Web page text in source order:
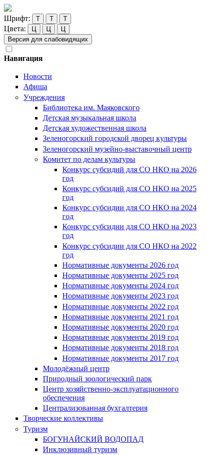
Шрифт: Т Т Т
Цвета: Ц Ц
Ц
Версия для слабовидящих
Навигация
Новости
Афиша
Учреждения
Библиотека им. Маяковского
Детская музыкальная школа
Детская художественная школа
Зеленогорский городской дворец культуры
Зеленогорский музейно-выставочный центр
Комитет по делам культуры
Конкурс субсидий для СО НКО на 2026
год
Конкурс субсидий для СО НКО на 2025
год
Конкурс субсидии для СО НКО на 2024
год
Конкурс субсидии для СО НКО на 2023
год
Конкурс субсидии для СО НКО на 2022
год
Нормативные документы 2026 год
Нормативные документы 2025 год
Нормативные документы 2024 год
Нормативные документы 2023 год
Нормативные документы 2022 год
Нормативные документы 2021 год
Нормативные документы 2020 год
Нормативные документы 2019 год
Нормативные документы 2018 год
Нормативные документы 2017 год
Молодёжный центр
Природный зоологический парк
Центр хозяйственно-эксплуатационного
обеспечения
Централизованная бухгалтерия
Творческие коллективы
Туризм
БОГУНАЙСКИЙ ВОДОПАД
Инклюзивный туризм